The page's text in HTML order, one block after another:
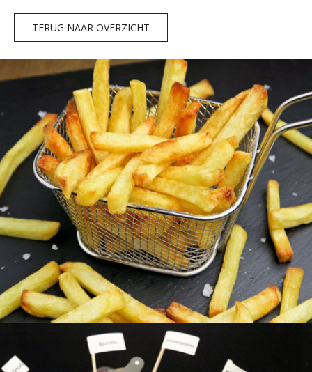
TERUG NAAR OVERZICHT